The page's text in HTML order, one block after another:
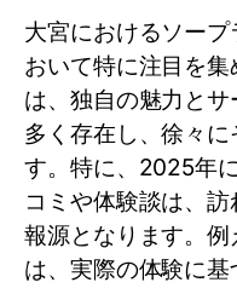
大宮におけるソー
おいて特に注目を
は、独自の魅力と
多く存在し、徐々
す。特に、2025年
コミや体験談は、
報源となります。例
は、実際の体験に